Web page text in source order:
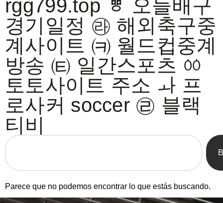
rgg799.top ㅹ 오늘배구
경기일정 ㉱ 해외축구중
계사이트 ㈊ 월드컵중계
방송 ㈋ 일간스포츠 ㆀ
토토사이트 주소 ㅘ 프
로사커 soccer ㉣ 블랙
티비
Parece que no podemos encontrar lo que estás buscando.